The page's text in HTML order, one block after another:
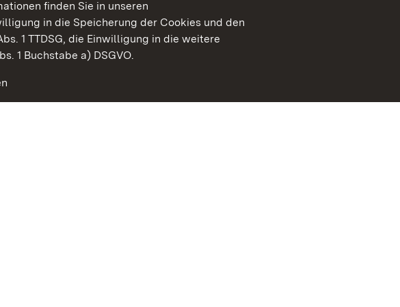
finden Sie in unseren
in die Speicherung der Cookies und den
1 TTDSG, die Einwilligung in die weitere
1 Buchstabe a) DSGVO.